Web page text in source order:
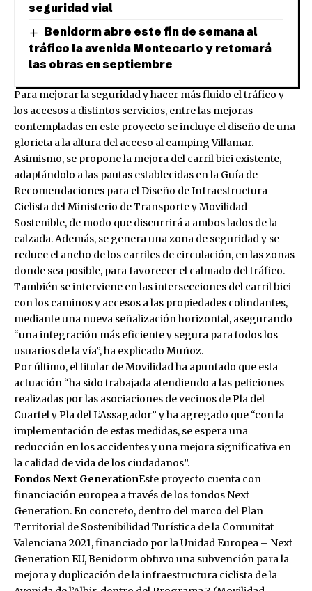
seguridad vial
Benidorm abre este fin de semana al
tráfico la avenida Montecarlo y retomará
las obras en septiembre
Para mejorar la seguridad y hacer más fluido el tráfico y
los accesos a distintos servicios, entre las mejoras
contempladas en este proyecto se incluye el diseño de una
glorieta a la altura del acceso al camping Villamar.
Asimismo, se propone la mejora del carril bici existente,
adaptándolo a las pautas establecidas en la Guía de
Recomendaciones para el Diseño de Infraestructura
Ciclista del Ministerio de Transporte y Movilidad
Sostenible, de modo que discurrirá a ambos lados de la
calzada. Además, se genera una zona de seguridad y se
reduce el ancho de los carriles de circulación, en las zonas
donde sea posible, para favorecer el calmado del tráfico.
También se interviene en las intersecciones del carril bici
con los caminos y accesos a las propiedades colindantes,
mediante una nueva señalización horizontal, asegurando
“una integración más eficiente y segura para todos los
usuarios de la vía”, ha explicado Muñoz.
Por último, el titular de Movilidad ha apuntado que esta
actuación “ha sido trabajada atendiendo a las peticiones
realizadas por las asociaciones de vecinos de Pla del
Cuartel y Pla del L’Assagador” y ha agregado que “con la
implementación de estas medidas, se espera una
reducción en los accidentes y una mejora significativa en
la calidad de vida de los ciudadanos”.
Fondos Next GenerationEste proyecto cuenta con
financiación europea a través de los fondos Next
Generation. En concreto, dentro del marco del Plan
Territorial de Sostenibilidad Turística de la Comunitat
Valenciana 2021, financiado por la Unidad Europea – Next
Generation EU, Benidorm obtuvo una subvención para la
mejora y duplicación de la infraestructura ciclista de la